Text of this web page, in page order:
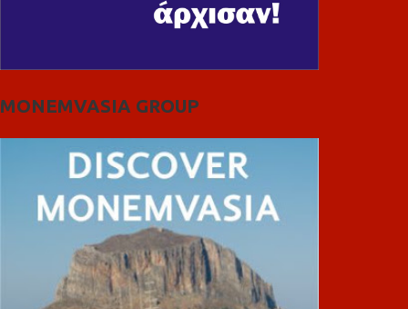
MONEMVASIA GROUP